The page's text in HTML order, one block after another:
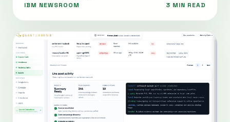
IBM NEWSROOM 3 MIN READ